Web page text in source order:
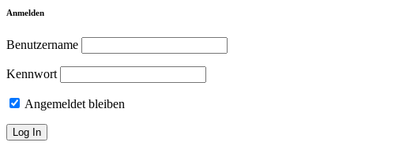
Anmelden
Benutzername
Kennwort
Angemeldet bleiben